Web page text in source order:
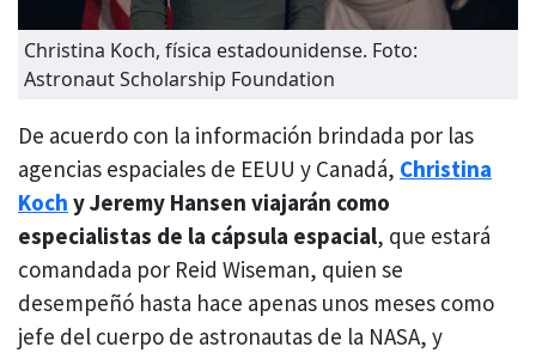
Christina Koch, física estadounidense. Foto:
Astronaut Scholarship Foundation
De acuerdo con la información brindada por las
agencias espaciales de EEUU y Canadá, Christina
Koch y Jeremy Hansen viajarán como
especialistas de la cápsula espacial, que estará
comandada por Reid Wiseman, quien se
desempeñó hasta hace apenas unos meses como
jefe del cuerpo de astronautas de la NASA, y